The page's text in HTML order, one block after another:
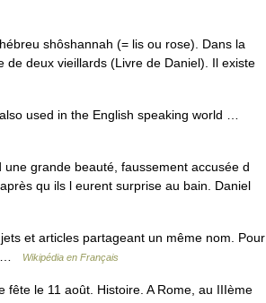
shôshannah (= lis ou rose). Dans la
de deux vieillards (Livre de Daniel). Il existe
used in the English speaking world …
grande beauté, faussement accusée d
qu ils l eurent surprise au bain. Daniel
et articles partageant un même nom. Pour
…
Wikipédia en Français
le 11 août. Histoire. A Rome, au IIIème